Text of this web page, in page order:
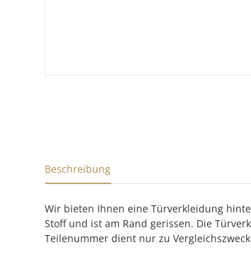
Beschreibung
Wir bieten Ihnen eine Türverkleidung
Stoff und ist am Rand gerissen. Die
Teilenummer dient nur zu